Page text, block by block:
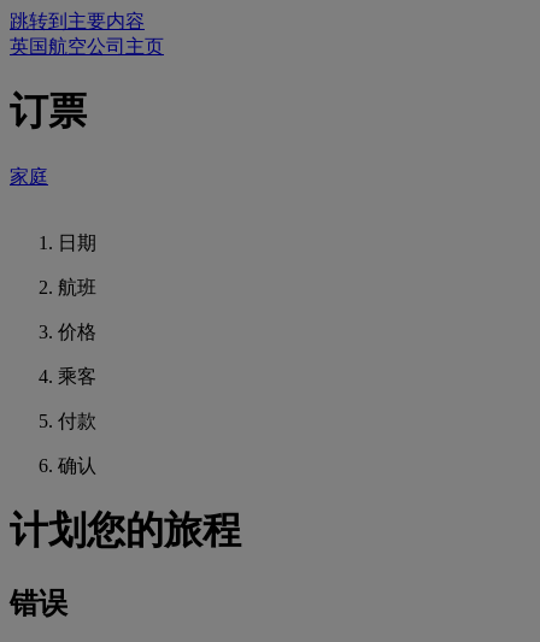
跳转到主要内容
英国航空公司主页
订票
家庭
日期
航班
价格
乘客
付款
确认
计划您的旅程
错误